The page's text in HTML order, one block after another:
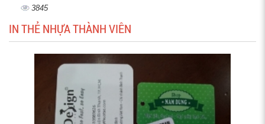
3845
IN THẺ NHỰA THÀNH VIÊN